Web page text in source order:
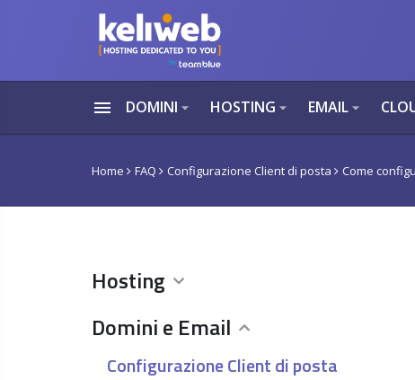
menu DOMINIarrow_drop_down HOSTINGarrow_drop_down EMAILarrow_drop_down
Home FAQ Configurazione Client di posta Come
Hosting
Domini e Email
Configurazione Client di posta